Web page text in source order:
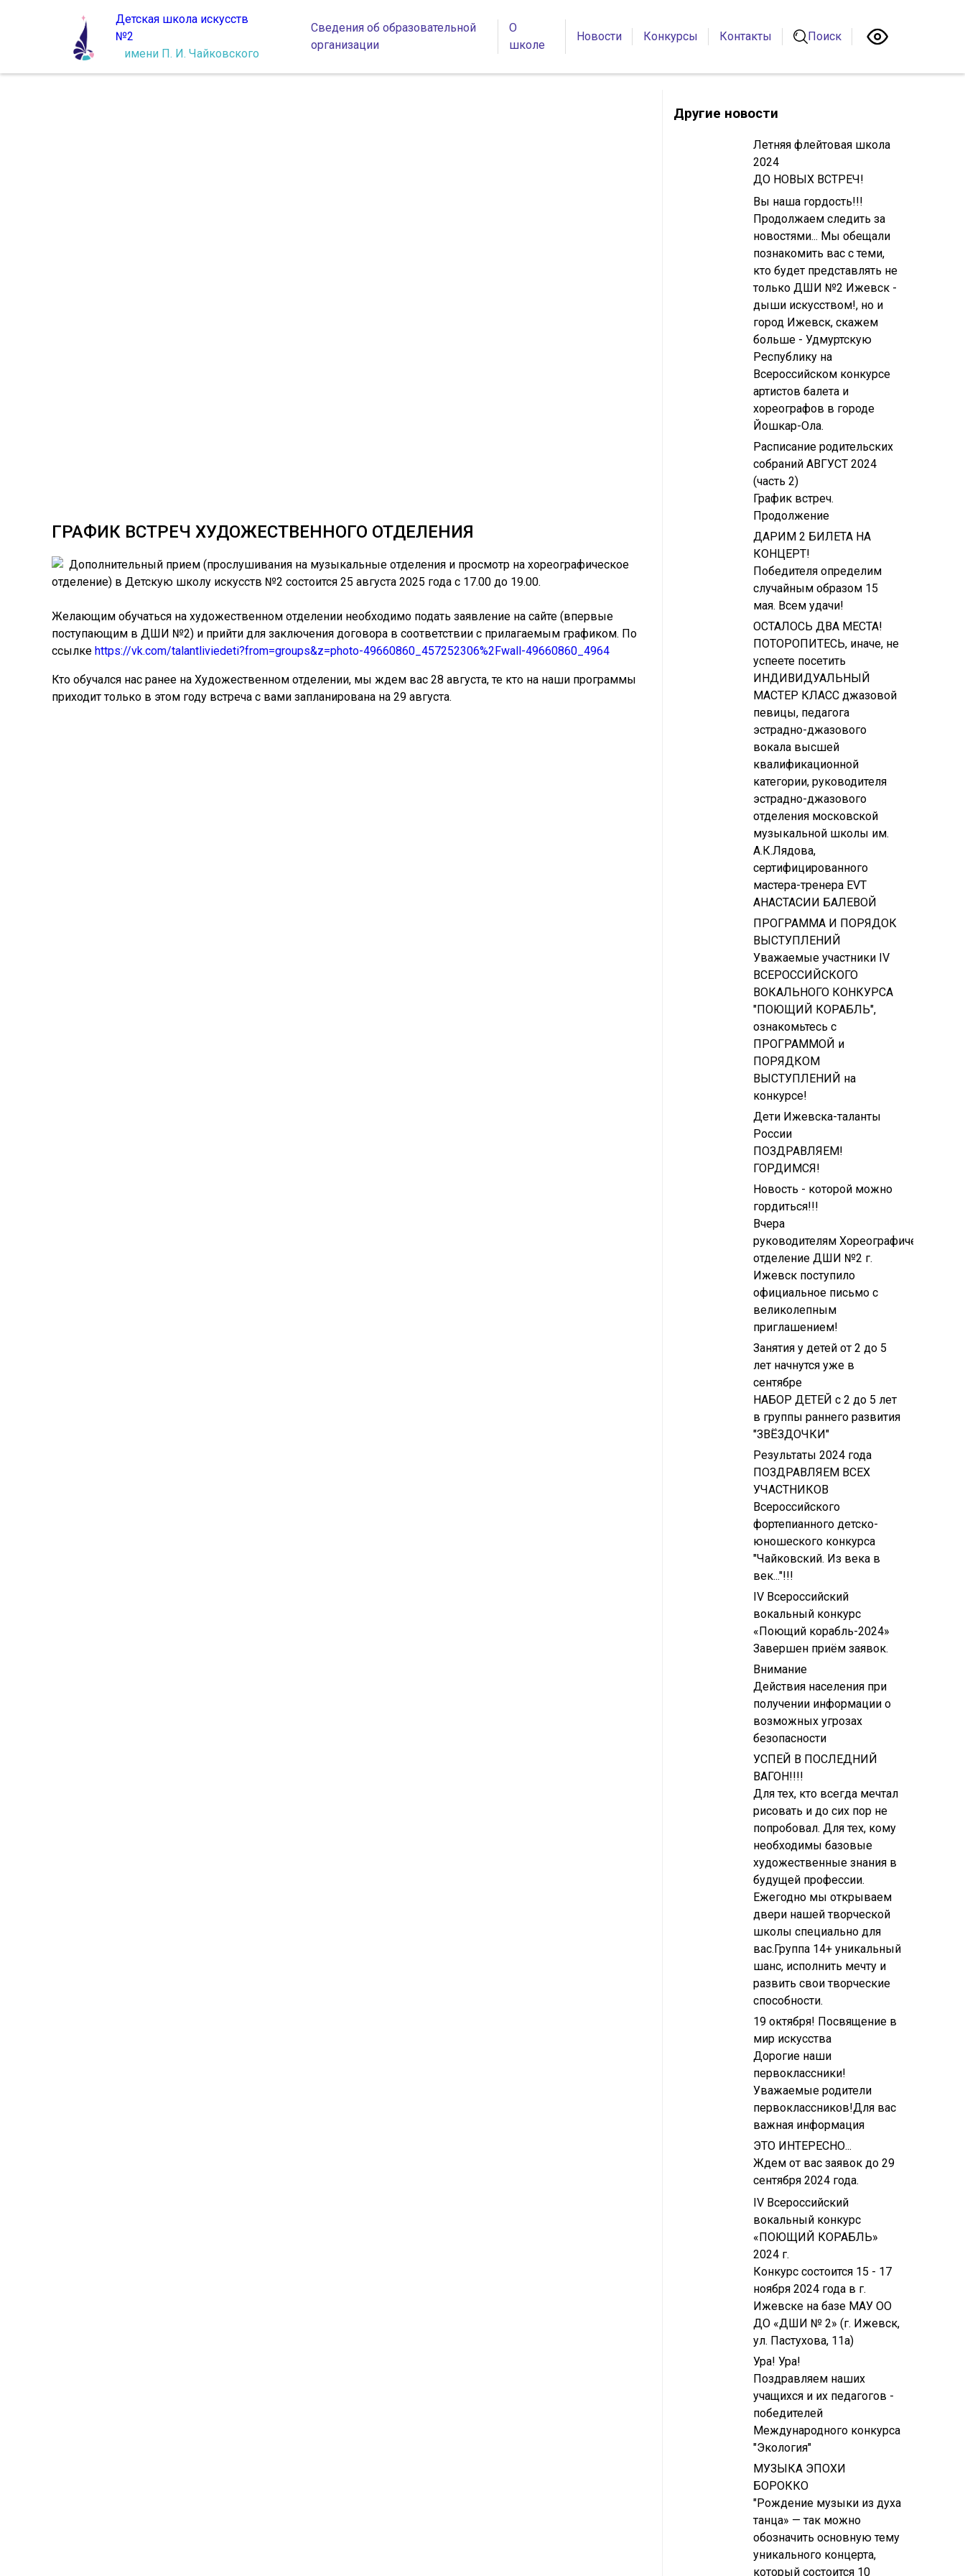
Детская школа искусств
№2
имени П. И. Чайковского
Сведения об образовательной
организации
О
школе
Новости Конкурсы Контакты Поиск
ГРАФИК ВСТРЕЧ ХУДОЖЕСТВЕННОГО ОТДЕЛЕНИЯ
Дополнительный прием (прослушивания на музыкальные отделения и просмотр на хореографическое
отделение) в Детскую школу искусств №2 состоится 25 августа 2025 года с 17.00 до 19.00.
Желающим обучаться на художественном отделении необходимо подать заявление на сайте (впервые
поступающим в ДШИ №2) и прийти для заключения договора в соответствии с прилагаемым графиком. По
ссылке https://vk.com/talantliviedeti?from=groups&z=photo-49660860_457252306%2Fwall-49660860_4964
Кто обучался нас ранее на Художественном отделении, мы ждем вас 28 августа, те кто на наши программы
приходит только в этом году встреча с вами запланирована на 29 августа.
Другие новости
Летняя флейтовая школа
2024
ДО НОВЫХ ВСТРЕЧ!
Вы наша гордость!!!
Продолжаем следить за
новостями... Мы обещали
познакомить вас с теми,
кто будет представлять не
только ДШИ №2 Ижевск -
дыши искусством!, но и
город Ижевск, скажем
больше - Удмуртскую
Республику на
Всероссийском конкурсе
артистов балета и
хореографов в городе
Йошкар-Ола.
Расписание родительских
собраний АВГУСТ 2024
(часть 2)
График встреч.
Продолжение
ДАРИМ 2 БИЛЕТА НА
КОНЦЕРТ!
Победителя определим
случайным образом 15
мая. Всем удачи!
ОСТАЛОСЬ ДВА МЕСТА!
ПОТОРОПИТЕСЬ, иначе, не
успеете посетить
ИНДИВИДУАЛЬНЫЙ
МАСТЕР КЛАСС джазовой
певицы, педагога
эстрадно-джазового
вокала высшей
квалификационной
категории, руководителя
эстрадно-джазового
отделения московской
музыкальной школы им.
А.К.Лядова,
сертифицированного
мастера-тренера EVT
АНАСТАСИИ БАЛЕВОЙ
ПРОГРАММА И ПОРЯДОК
ВЫСТУПЛЕНИЙ
Уважаемые участники IV
ВСЕРОССИЙСКОГО
ВОКАЛЬНОГО КОНКУРСА
"ПОЮЩИЙ КОРАБЛЬ",
ознакомьтесь с
ПРОГРАММОЙ и
ПОРЯДКОМ
ВЫСТУПЛЕНИЙ на
конкурсе!
Дети Ижевска-таланты
России
ПОЗДРАВЛЯЕМ!
ГОРДИМСЯ!
Новость - которой можно
гордиться!!!
Вчера
руководителям Хореографическое
отделение ДШИ №2 г.
Ижевск поступило
официальное письмо с
великолепным
приглашением!
Занятия у детей от 2 до 5
лет начнутся уже в
сентябре
НАБОР ДЕТЕЙ с 2 до 5 лет
в группы раннего развития
"ЗВЁЗДОЧКИ"
Результаты 2024 года
ПОЗДРАВЛЯЕМ ВСЕХ
УЧАСТНИКОВ
Всероссийского
фортепианного детско-
юношеского конкурса
"Чайковский. Из века в
век..."!!!
IV Всероссийский
вокальный конкурс
«Поющий корабль-2024»
Завершен приём заявок.
Внимание
Действия населения при
получении информации о
возможных угрозах
безопасности
УСПЕЙ В ПОСЛЕДНИЙ
ВАГОН!!!!
Для тех, кто всегда мечтал
рисовать и до сих пор не
попробовал. Для тех, кому
необходимы базовые
художественные знания в
будущей профессии.
Ежегодно мы открываем
двери нашей творческой
школы специально для
вас.Группа 14+ уникальный
шанс, исполнить мечту и
развить свои творческие
способности.
19 октября! Посвящение в
мир искусства
Дорогие наши
первоклассники!
Уважаемые родители
первоклассников!Для вас
важная информация
ЭТО ИНТЕРЕСНО...
Ждем от вас заявок до 29
сентября 2024 года.
IV Всероссийский
вокальный конкурс
«ПОЮЩИЙ КОРАБЛЬ»
2024 г.
Конкурс состоится 15 - 17
ноября 2024 года в г.
Ижевске на базе МАУ ОО
ДО «ДШИ № 2» (г. Ижевск,
ул. Пастухова, 11а)
Ура! Ура!
Поздравляем наших
учащихся и их педагогов -
победителей
Международного конкурса
"Экология"
МУЗЫКА ЭПОХИ
БОРОККО
"Рождение музыки из духа
танца» — так можно
обозначить основную тему
уникального концерта,
который состоится 10